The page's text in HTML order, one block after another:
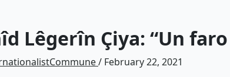
Lêgerîn Çiya: “Un
/ February 22, 2021